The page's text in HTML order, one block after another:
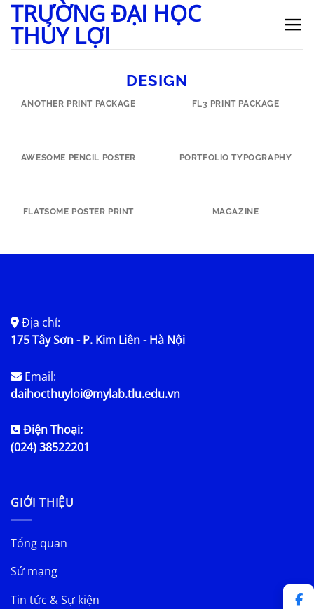
Bỏ
qua
nội
TRƯỜNG ĐẠI HỌC
THỦY LỢI
DESIGN
ANOTHER PRINT PACKAGE FL3 PRINT PACKAGE
AWESOME PENCIL POSTER PORTFOLIO TYPOGRAPHY
FLATSOME POSTER PRINT MAGAZINE
Địa chỉ:
175 Tây Sơn - P. Kim Liên - Hà Nội
Email:
daihocthuyloi@mylab.tlu.edu.vn
Điện Thoại:
(024) 38522201
GIỚI THIỆU
Tổng quan
Sứ mạng
Tin tức & Sự kiện